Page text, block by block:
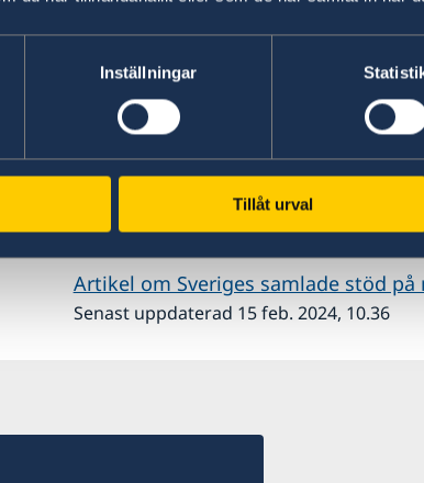
Inställningar
Tillåt urval
samhällsskydd och beredskap har
sök- och räddningsteam, hundar
Sverige är en av världens största
både FN och Internationella
avgörande för de humanitära
kunna hjälpa till, utan att invänta
Artikel om Sveriges samlade stöd på
Senast uppdaterad 15 feb. 2024, 10.36